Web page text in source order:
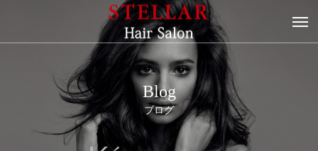
Blog
ブログ